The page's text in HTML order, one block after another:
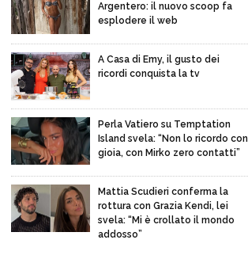
Argentero: il nuovo scoop fa
esplodere il web
A Casa di Emy, il gusto dei
ricordi conquista la tv
Perla Vatiero su Temptation
Island svela: “Non lo ricordo con
gioia, con Mirko zero contatti”
Mattia Scudieri conferma la
rottura con Grazia Kendi, lei
svela: “Mi è crollato il mondo
addosso”